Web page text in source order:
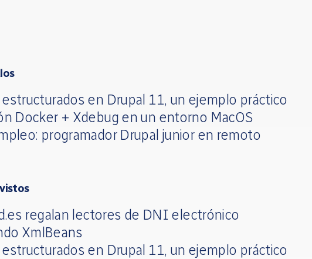
en Drupal 11, un ejemplo práctico
Docker + Xdebug en un entorno MacOS
programador Drupal junior en remoto
regalan lectores de DNI electrónico
XmlBeans
en Drupal 11, un ejemplo práctico